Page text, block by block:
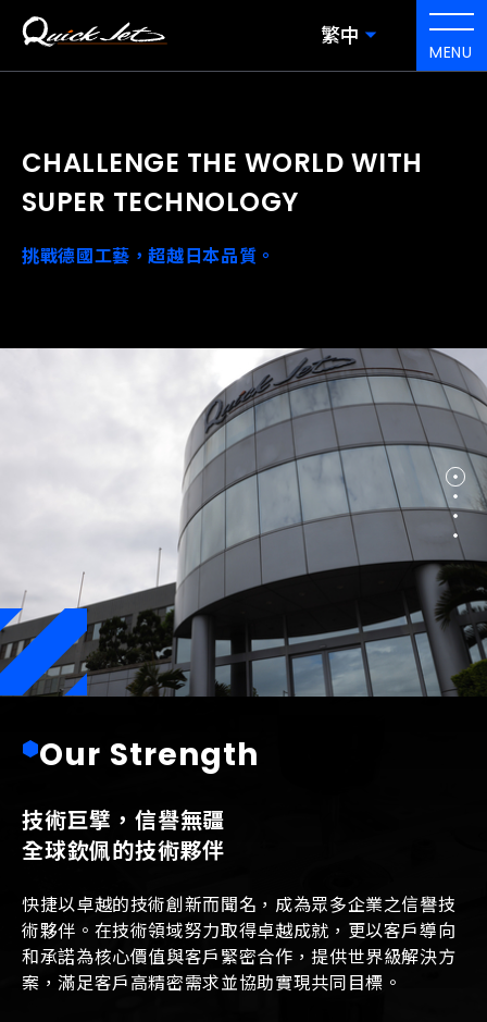
繁中
MENU
CHALLENGE THE WORLD WITH
SUPER TECHNOLOGY
挑戰德國工藝，超越日本品質。
Our Strength
技術巨擘，信譽無疆
全球欽佩的技術夥伴
快捷以卓越的技術創新而聞名，成為眾多企業之信譽技
術夥伴。在技術領域努力取得卓越成就，更以客戶導向
和承諾為核心價值與客戶緊密合作，提供世界級解決方
案，滿足客戶高精密需求並協助實現共同目標。